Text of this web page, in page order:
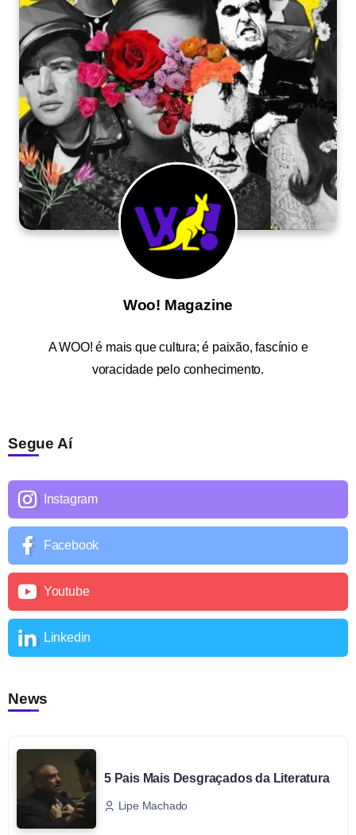
Woo! Magazine
AWOO! é mais que cultura; é paixão, fascínio e
voracidade pelo conhecimento.
Segue Aí
Instagram
Facebook
Youtube
Linkedin
News
5 Pais Mais Desgraçados da Literatura
Lipe Machado